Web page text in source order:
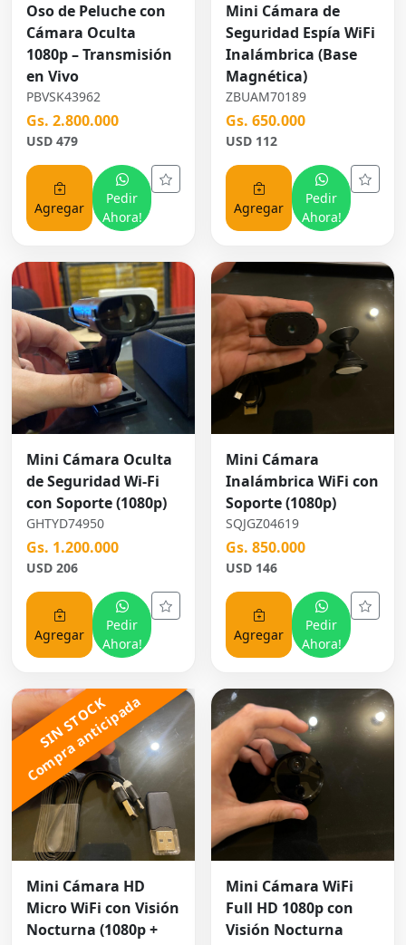
Oso de Peluche con
Cámara Oculta
1080p – Transmisión
en Vivo
PBVSK43962
Gs. 2.800.000
USD 479
Agregar
Pedir
Ahora!
Mini Cámara de
Seguridad Espía WiFi
Inalámbrica (Base
Magnética)
ZBUAM70189
Gs. 650.000
USD 112
Agregar
Pedir
Ahora!
Mini Cámara Oculta
de Seguridad Wi-Fi
con Soporte (1080p)
GHTYD74950
Gs. 1.200.000
USD 206
Agregar
Pedir
Ahora!
Mini Cámara
Inalámbrica WiFi con
Soporte (1080p)
SQJGZ04619
Gs. 850.000
USD 146
Agregar
Pedir
Ahora!
SIN STOCK
Compra anticipada
Mini Cámara HD
Micro WiFi con Visión
Nocturna (1080p +
Mini Cámara WiFi
Full HD 1080p con
Visión Nocturna